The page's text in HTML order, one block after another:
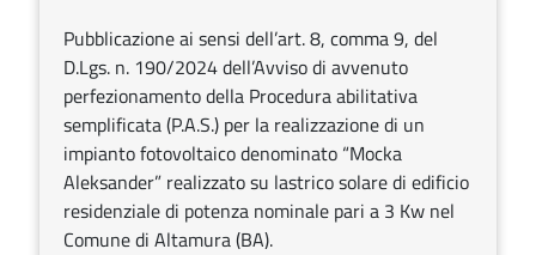
Pubblicazione ai sensi dell’art. 8, comma 9, del
D.Lgs. n. 190/2024 dell’Avviso di avvenuto
perfezionamento della Procedura abilitativa
semplificata (P.A.S.) per la realizzazione di un
impianto fotovoltaico denominato “Mocka
Aleksander” realizzato su lastrico solare di edificio
residenziale di potenza nominale pari a 3 Kw nel
Comune di Altamura (BA).